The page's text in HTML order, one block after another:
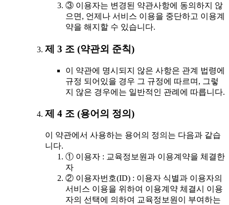
③ 이용자는 변경된 약관사항에 동의하지 않
으면, 언제나 서비스 이용을 중단하고 이용계
약을 해지할 수 있습니다.
제 3 조 (약관외 준칙)
이 약관에 명시되지 않은 사항은 관계 법령에
규정 되어있을 경우 그 규정에 따르며, 그렇
지 않은 경우에는 일반적인 관례에 따릅니다.
제 4 조 (용어의 정의)
이 약관에서 사용하는 용어의 정의는 다음과 같습
니다.
① 이용자 : 교육정보원과 이용계약을 체결한
자
② 이용자번호(ID) : 이용자 식별과 이용자의
서비스 이용을 위하여 이용계약 체결시 이용
자의 선택에 의하여 교육정보원이 부여하는